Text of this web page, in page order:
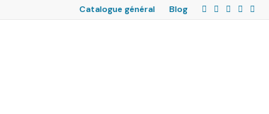
Catalogue général Blog